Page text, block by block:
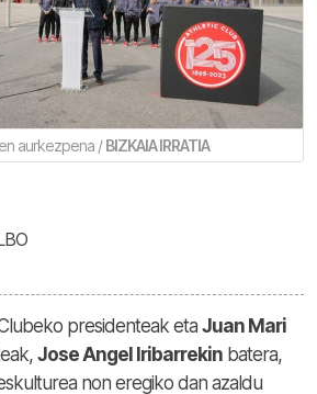
aurkezpena /BIZKAIA IRRATIA
presidenteak etaJuan Mari
Jose Angel Iribarrekin batera,
non eregiko dan azaldu